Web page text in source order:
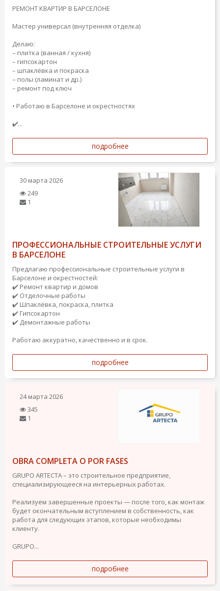
РЕМОНТ КВАРТИР В БАРСЕЛОНЕ
Мастер универсал (внутренняя отделка)
Делаю:
– плитка (ванная / кухня)
– гипсокартон
– шпаклёвка и покраска
– полы (ламинат и др.)
– ремонт под ключ
• Работаю в Барселоне и окрестностях
✔️...
подробнее
30 марта 2026
249
1
ПРОФЕССИОНАЛЬНЫЕ СТРОИТЕЛЬНЫЕ УСЛУГИ
В БАРСЕЛОНЕ
Предлагаю профессиональные строительные услуги в
Барселоне и окрестностей:
✔️ Ремонт квартир и домов
✔️ Отделочные работы
✔️ Шпаклёвка, покраска, плитка
✔️ Гипсокартон
✔️ Демонтажные работы
Работаю аккуратно, качественно и в срок.
подробнее
24 марта 2026
345
1
OBRA COMPLETA O POR FASES
GRUPO ARTECTA – это строительное предприятие,
специализирующееся на интерьерных работах.
Реализуем завершенные проекты — после того, как монтаж
будет окончательным вступлением в собственность, как
работа для следующих этапов, которые необходимы
клиенту.
GRUPO...
подробнее